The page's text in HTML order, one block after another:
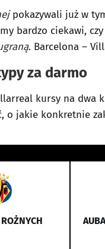
pokazywali już w
bardzo ciekawi,
. Barcelona –
za darmo
kursy na dwa
o jakie konkretnie